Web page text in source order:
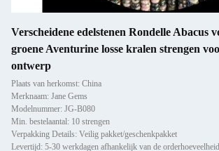
Verscheidene edelstenen Rondelle Abacus
groene Aventurine losse kralen strengen
ontwerp
Plaats van herkomst: China
Merknaam: Jane Gems
Modelnummer: JG-B080
Min. bestelaantal: 10 strengen
Verpakking Details: Veilig pakket/geschenkpakket
Levertijd: 5-30 werkdagen afhankelijk van de orderhoeveelheid